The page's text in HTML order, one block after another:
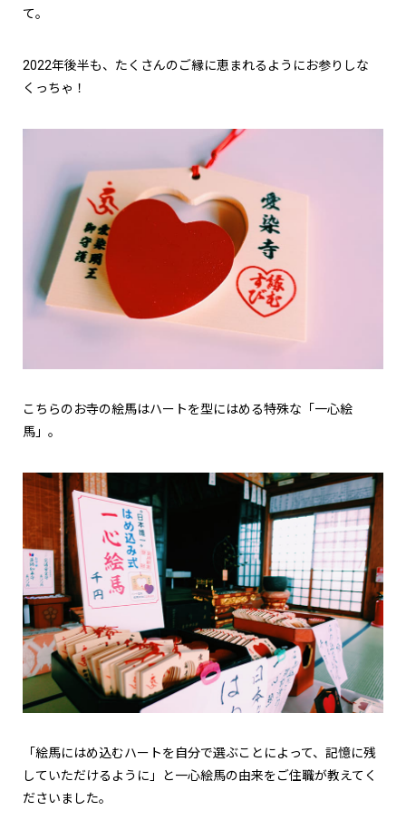
て。
2022年後半も、たくさんのご縁に恵まれるようにお参りしな
くっちゃ！
こちらのお寺の絵馬はハートを型にはめる特殊な「一心絵
馬」。
「絵馬にはめ込むハートを自分で選ぶことによって、記憶に残
していただけるように」と一心絵馬の由来をご住職が教えてく
ださいました。